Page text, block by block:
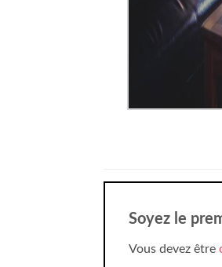
Soyez le
Vous devez être